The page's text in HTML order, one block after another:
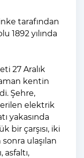
tarafından
1892 yılında
27 Aralık
kentin
Şehre,
elektrik
yakasında
bir çarşısı, iki
ulaşılan
asfaltı,